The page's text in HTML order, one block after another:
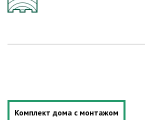
Комплект дома с монтажом